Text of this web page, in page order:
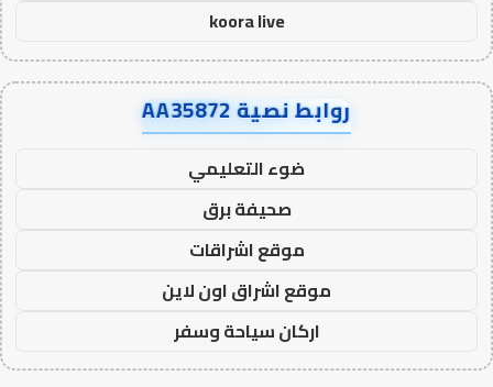
koora live
روابط نصية AA35872
ضوء التعليمي
صحيفة برق
موقع اشراقات
موقع اشراق اون لاين
اركان سياحة وسفر